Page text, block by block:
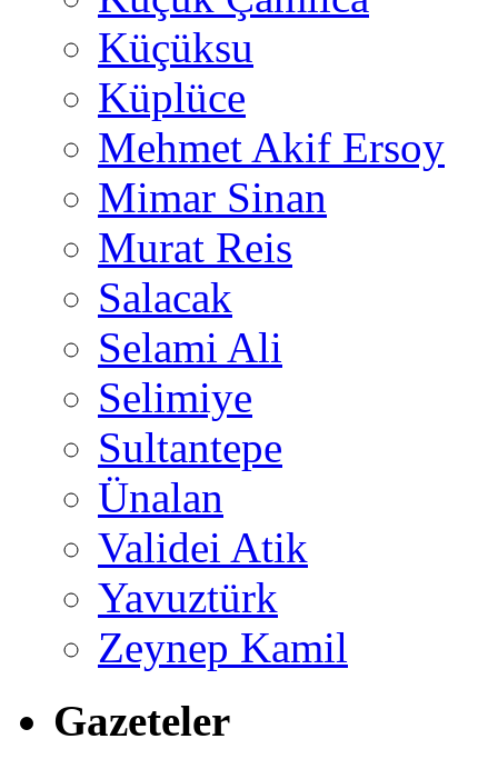
Küçüksu
Küplüce
Mehmet Akif Ersoy
Mimar Sinan
Murat Reis
Salacak
Selami Ali
Selimiye
Sultantepe
Ünalan
Validei Atik
Yavuztürk
Zeynep Kamil
Gazeteler